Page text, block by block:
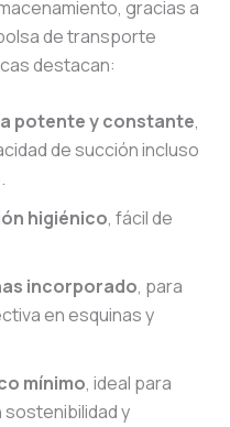
gracias a
de transporte
destacan:
potente y constante,
de succión incluso
higiénico, fácil de
incorporado, para
en esquinas y
mínimo, ideal para
y